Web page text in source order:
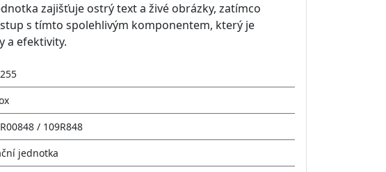
zajišťuje ostrý text a živé obrázky, zatímco
s tímto spolehlivým komponentem, který je
a efektivity.
/ 109R848
jednotka